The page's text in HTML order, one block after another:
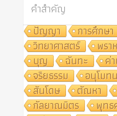
คำสำคัญ
ปัญญา
การศึกษา
วิทยาศาสตร์
พร
บุญ
ฉันทะ ค่
จริยธรรม
อนุโมท
สันโดษ
ตัณหา
กัลยาณมิตร
พุทธ